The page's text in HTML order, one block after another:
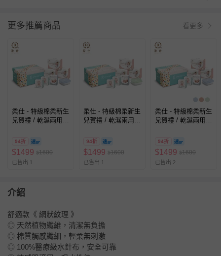
更多推薦商品 看更多
柔仕 - 特級棉柔新生
兒賀禮 / 乾濕兩用布
94折
$1499 $1600
已售出 1
柔仕 - 特級棉柔新生
兒賀禮 / 乾濕兩用布
94折
$1499 $1600
已售出 1
柔仕 - 特級棉柔新生
兒賀禮 / 乾濕兩用布
94折
$1499 $1600
已售出 2
介紹
舒適款《 網狀紋理 》
◎ 天然植物纖維，清潔無負擔
◎ 棉質觸感纖細，輕柔無刺激
◎ 100%醫療級水針布，安全可靠